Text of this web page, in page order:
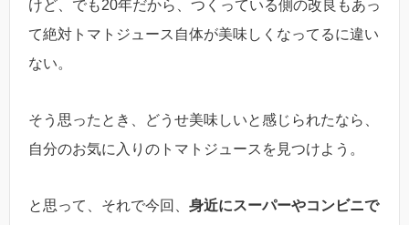
けど、でも20年だから、つくっている側の改良もあっ
て絶対トマトジュース自体が美味しくなってるに違い
ない。
そう思ったとき、どうせ美味しいと感じられたなら、
自分のお気に入りのトマトジュースを見つけよう。
と思って、それで今回、 身近にスーパーやコンビニで